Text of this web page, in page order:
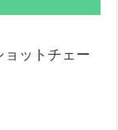
ットチェー